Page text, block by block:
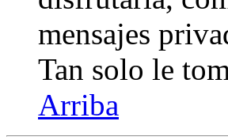
mensajes
Tan solo le
Arriba